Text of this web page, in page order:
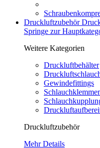
Druckluftzubehör
Springe zur
Weitere Kategorien
Druckluftbehälter
Gewindefittings
Druckluftzubehör
Mehr Details